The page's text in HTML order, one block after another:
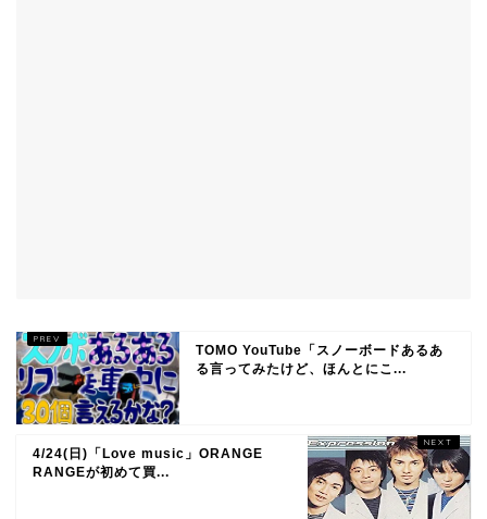
TOMO YouTube「スノーボードあるあ
る言ってみたけど、ほんとにこ...
4/24(日)「Love music」ORANGE
RANGEが初めて買...